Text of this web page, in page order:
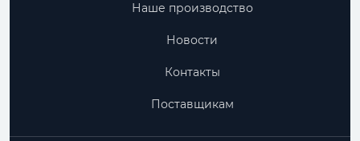
Наше производство
Новости
Контакты
Поставщикам